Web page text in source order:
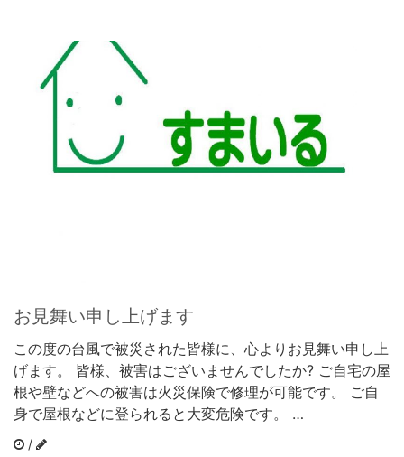
お見舞い申し上げます
この度の台風で被災された皆様に、心よりお見舞い申し上
げます。 皆様、被害はございませんでしたか? ご自宅の屋
根や壁などへの被害は火災保険で修理が可能です。 ご自
身で屋根などに登られると大変危険です。 …
/